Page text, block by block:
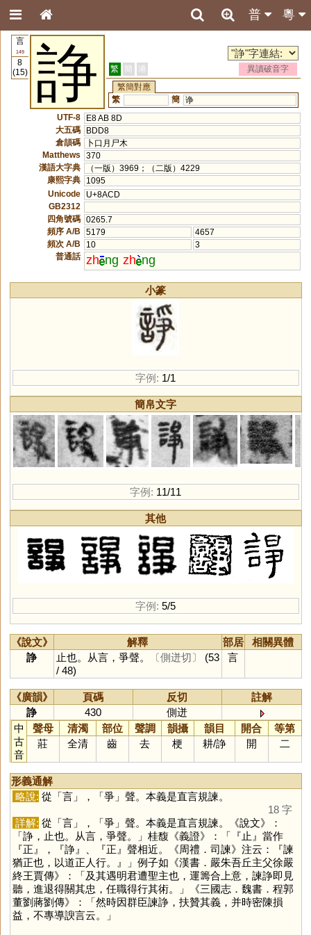
粵
普
言
149
8
(15)
諍 繁 簡 港
異讀破音字
繁簡對應
繁
簡 诤
UTF-8
E8 AB 8D
大五碼
BDD8
倉頡碼
卜口月尸木
Matthews
370
漢語大字典
（一版）3969；（二版）4229
康熙字典
1095
Unicode
U+8ACD
GB2312
四角號碼 0265.7
頻序 A/B
5179
4657
頻次 A/B
10
3
普通話 zh ng zh ng
小篆
字例: 1/1
簡帛文字
字例: 11/11
其他
字例: 5/5
《說文》 解釋 部居
相關異體
諍
止也。从言，爭聲。 〔側迸切〕
(53
/ 48)
言
《廣韻》 頁碼 反切
註解
諍
430
側迸
中
古
音
聲母 清濁 部位 聲調 韻攝 韻目 開合
等第
莊
全清 齒 去 梗 耕/諍 開 二
形義通解
略說: 從「言」，「爭」聲。本義是直言規諫。
18 字
詳解: 從「言」，「爭」聲。本義是直言規諫。《說文》：
「諍，止也。从言，爭聲。」桂馥《義證》：「『止』當作
『正』，『諍』、『正』聲相近。《周禮．司諫》注云：『諫
猶正也，以道正人行。』」例子如《漢書．嚴朱吾丘主父徐嚴
終王賈傳》：「及其遇明君遭聖主也，運籌合上意，諫諍即見
聽，進退得關其忠，任職得行其術。」《三國志．魏書．程郭
董劉蔣劉傳》：「然時因群臣諫諍，扶贊其義，并時密陳損
益，不專導諛言云。」